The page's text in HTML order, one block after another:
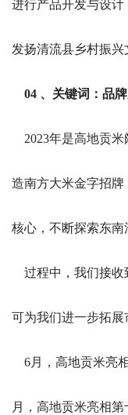
进行产品开发与设
发扬清流县乡村振兴
04 、关键词：品
2023年是高地贡米
造南方大米金字招
核心，不断探索东南
过程中，我们接收
可为我们进一步拓展
6月，高地贡米亮
月，高地贡米亮相